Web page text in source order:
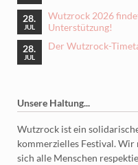
28.
JUL
Wutzrock 2026
Unterstützung!
28.
JUL
Der Wutzrock-
Unsere Haltung...
Wutzrock ist ein
kommerzielles Festival. Wir
sich alle Menschen